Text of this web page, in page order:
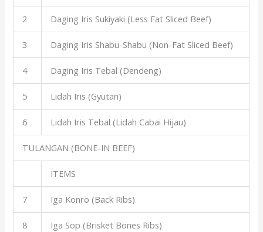
2 Daging Iris Sukiyaki (Less Fat Sliced Beef)
3 Daging Iris Shabu-Shabu (Non-Fat Sliced Beef)
4 Daging Iris Tebal (Dendeng)
5 Lidah Iris (Gyutan)
6 Lidah Iris Tebal (Lidah Cabai Hijau)
TULANGAN (BONE-IN BEEF)
ITEMS
7 Iga Konro (Back Ribs)
8 Iga Sop (Brisket Bones Ribs)